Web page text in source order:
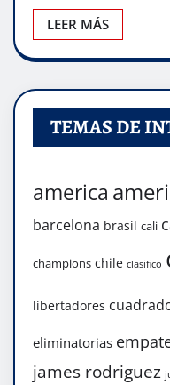
LEER MÁS
TEMAS DE
america
barcelona brasil cali
champions chile clasifico
libertadores
eliminatorias
james rodriguez